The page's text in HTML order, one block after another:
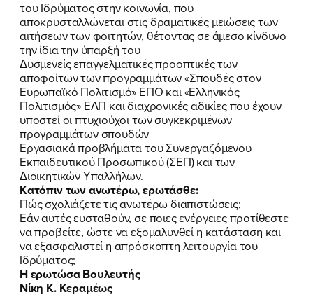
ΕΡΓΟ
ΕΚΔΗΛΩΣΕΙΣ
ΝΕΑ
ΕΛΑ ΚΙ ΕΣΥ
FB IN TW YT
του Ιδρύματος στην κοινωνία, που
αποκρυσταλλώνεται στις δραματικές μειώσεις των
αιτήσεων των φοιτητών, θέτοντας σε άμεσο κίνδυνο
την ίδια την ύπαρξή του
Δυσμενείς επαγγελματικές προοπτικές των
αποφοίτων των προγραμμάτων «Σπουδές στον
Ευρωπαϊκό Πολιτισμό» ΕΠΟ και «Ελληνικός
Πολιτισμός» ΕΛΠ και διαχρονικές αδικίες που έχουν
υποστεί οι πτυχιούχοι των συγκεκριμένων
προγραμμάτων σπουδών
Εργασιακά προβλήματα του Συνεργαζόμενου
Εκπαιδευτικού Προσωπικού (ΣΕΠ) και των
Διοικητικών Υπαλλήλων.
Κατόπιν των ανωτέρω, ερωτάσθε:
Πώς σχολιάζετε τις ανωτέρω διαπιστώσεις;
Εάν αυτές ευσταθούν, σε ποιες ενέργειες προτίθεστε
να προβείτε, ώστε να εξομαλυνθεί η κατάσταση και
να εξασφαλιστεί η απρόσκοπτη λειτουργία του
Ιδρύματος;
Η ερωτώσα Βουλευτής
Νίκη Κ. Κεραμέως